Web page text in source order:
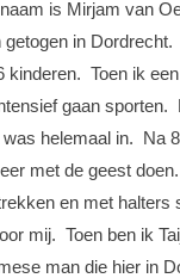
is Mirjam van
getogen in
kinderen. Toen ik
gaan sporten.
helemaal in. Na
met de geest
en met halters
mij. Toen ben ik
man die hier in